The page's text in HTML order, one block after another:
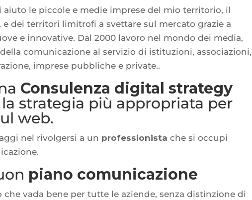
le piccole e medie imprese del mio territorio, il
e dei territori limitrofi a svettare sul mercato grazie a
e innovative. Dal 2000 lavoro nel mondo dei media,
comunicazione al servizio di istituzioni, associazioni,
imprese pubbliche e private..
Consulenza digital strategy
strategia più appropriata per
web.
nel rivolgersi a un professionista che si occupi
piano comunicazione
che vada bene per tutte le aziende, senza distinzione di